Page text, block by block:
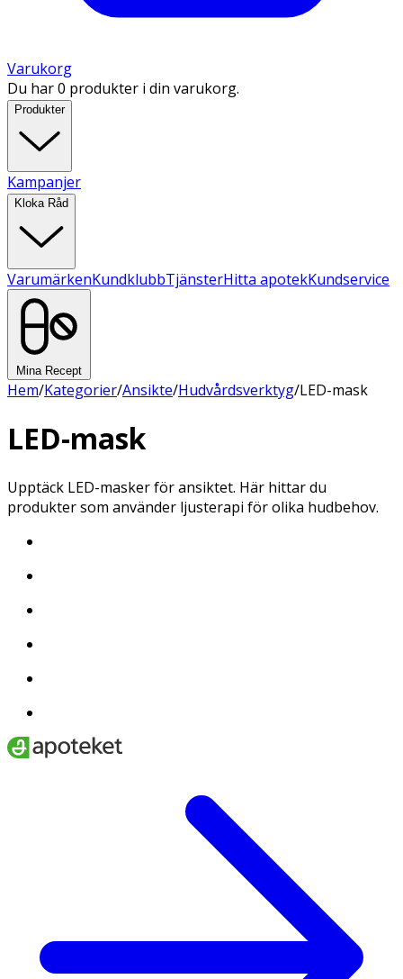
Varukorg
Du har 0 produkter i din varukorg.
Produkter
Kampanjer
Kloka Råd
VarumärkenKundklubbTjänsterHitta apotekKundservice
Mina Recept
Hem/Kategorier/Ansikte/Hudvårdsverktyg/LED-mask
LED-mask
Upptäck LED-masker för ansiktet. Här hittar du
produkter som använder ljusterapi för olika hudbehov.